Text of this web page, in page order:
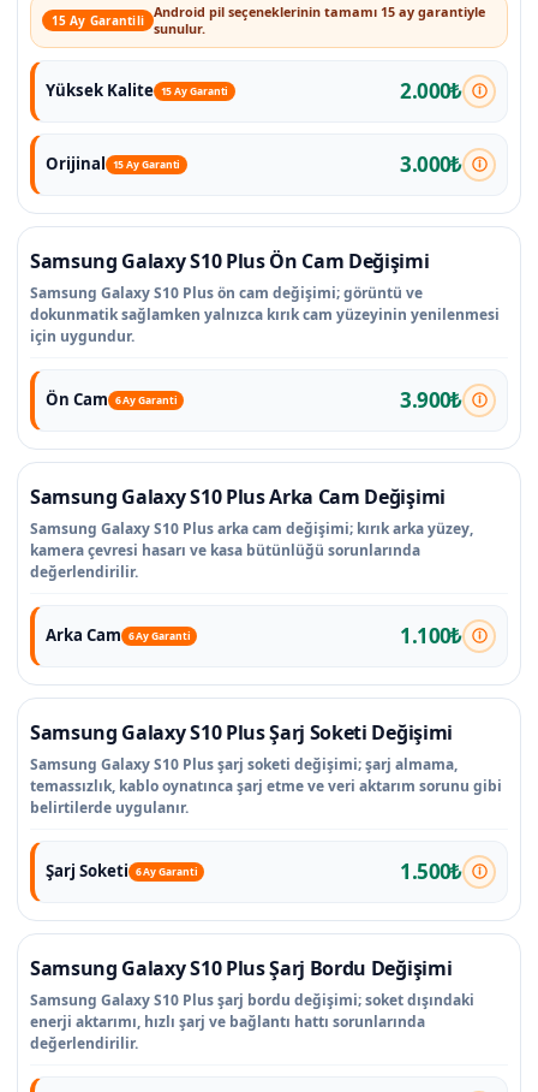
15 Ay Garantili Android pil seçeneklerinin tamamı 15 ay garantiyle
sunulur.
Yüksek Kalite 15 Ay Garanti 2.000₺
Orijinal 15 Ay Garanti 3.000₺
Samsung Galaxy S10 Plus Ön Cam Değişimi
Samsung Galaxy S10 Plus ön cam değişimi; görüntü ve
dokunmatik sağlamken yalnızca kırık cam yüzeyinin yenilenmesi
için uygundur.
Ön Cam 6 Ay Garanti 3.900₺
Samsung Galaxy S10 Plus Arka Cam Değişimi
Samsung Galaxy S10 Plus arka cam değişimi; kırık arka yüzey,
kamera çevresi hasarı ve kasa bütünlüğü sorunlarında
değerlendirilir.
Arka Cam 6 Ay Garanti 1.100₺
Samsung Galaxy S10 Plus Şarj Soketi Değişimi
Samsung Galaxy S10 Plus şarj soketi değişimi; şarj almama,
temassızlık, kablo oynatınca şarj etme ve veri aktarım sorunu gibi
belirtilerde uygulanır.
Şarj Soketi 6 Ay Garanti 1.500₺
Samsung Galaxy S10 Plus Şarj Bordu Değişimi
Samsung Galaxy S10 Plus şarj bordu değişimi; soket dışındaki
enerji aktarımı, hızlı şarj ve bağlantı hattı sorunlarında
değerlendirilir.